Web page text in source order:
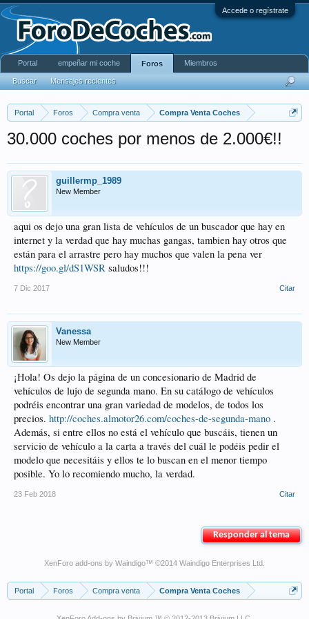
Accede o regístrate
Portal Foros Compra venta Compra Venta Coches
30.000 coches por menos de 2.000€!!
guillermp_1989
New Member
aqui os dejo una gran lista de vehículos de un buscador que hay en
internet y la verdad que hay muchas gangas, tambien hay otros que
están para el arrastre pero hay muchos que valen la pena ver
https://goo.gl/dS1WSR saludos!!!
7 Dic 2017 Citar
Vanessa
New Member
¡Hola! Os dejo la página de un concesionario de Madrid de
vehículos de lujo de segunda mano. En su catálogo de vehículos
podréis encontrar una gran variedad de modelos, de todos los
precios. http://coches.almotor26.com/coches-de-segunda-mano .
Además, si entre ellos no está el vehículo que buscáis, tienen un
servicio de vehículo a la carta a través del cuál le podéis pedir el
modelo que necesitáis y ellos te lo buscan en el menor tiempo
posible. Yo lo recomiendo mucho, la verdad.
23 Feb 2018 Citar
Responder al tema
XenForo add-ons by Waindigo™ ©2014 Waindigo Enterprises Ltd
Portal Foros Compra venta Compra Venta Coches
Portal empeñar mi coche Foros
Buscar Mensajes recientes
Miembros